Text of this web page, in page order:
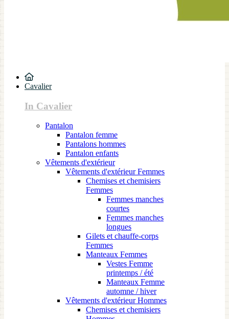
Cavalier
In Cavalier
Pantalon
Pantalon femme
Pantalons hommes
Pantalon enfants
Vêtements d'extérieur
Vêtements d'extérieur Femmes
Chemises et chemisiers
Femmes
Femmes manches
courtes
Femmes manches
longues
Gilets et chauffe-corps
Femmes
Manteaux Femmes
Vestes Femme
printemps / été
Manteaux Femme
automne / hiver
Vêtements d'extérieur Hommes
Chemises et chemisiers